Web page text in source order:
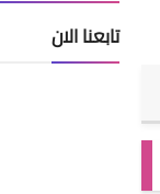
تابعنا الان